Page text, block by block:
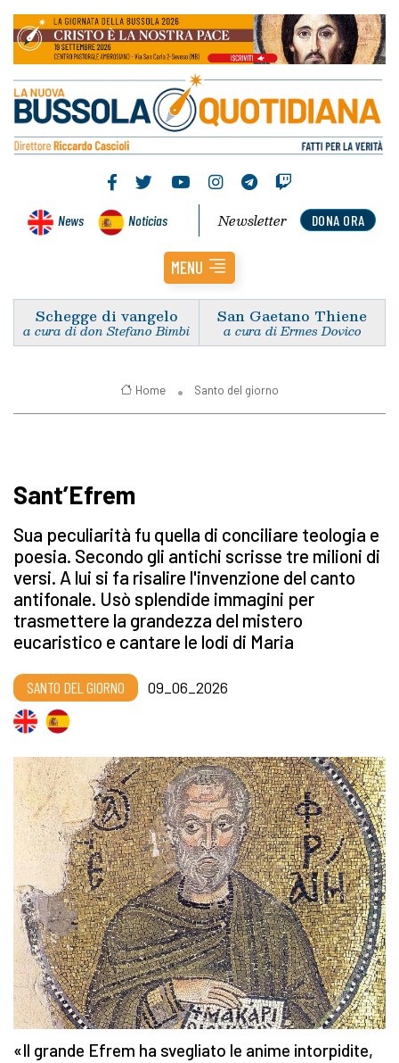
News Noticias DONA ORA
Newsletter
MENU
Schegge di vangelo
a cura di don Stefano Bimbi
San Gaetano Thiene
a cura di Ermes Dovico
Home Santo del giorno
Sant’Efrem
Sua peculiarità fu quella di conciliare teologia e
poesia. Secondo gli antichi scrisse tre milioni di
versi. A lui si fa risalire l'invenzione del canto
antifonale. Usò splendide immagini per
trasmettere la grandezza del mistero
eucaristico e cantare le lodi di Maria
SANTO DEL GIORNO 09_06_2026
«Il grande Efrem ha svegliato le anime intorpidite,